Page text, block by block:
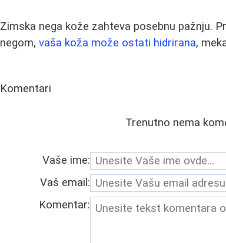
Zimska nega kože zahteva posebnu pažnju.
negom,vaša koža može ostati hidrirana,
Komentari
Trenutno nema
Vaše ime:
Vaš email:
Komentar: